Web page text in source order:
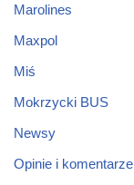
Marolines
Maxpol
Miś
Mokrzycki BUS
Newsy
Opinie i komentarze